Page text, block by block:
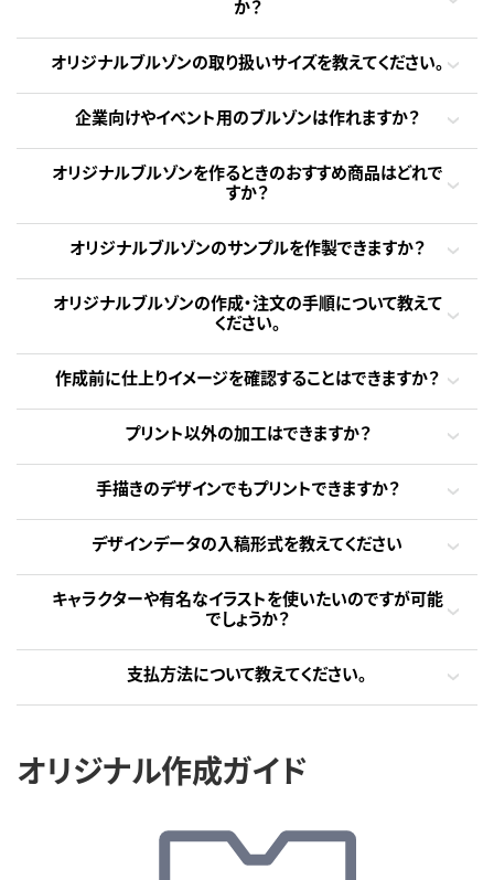
か？
オリジナルブルゾンの取り扱いサイズを教えてください。
企業向けやイベント用のブルゾンは作れますか？
オリジナルブルゾンを作るときのおすすめ商品はどれで
すか？
オリジナルブルゾンのサンプルを作製できますか？
オリジナルブルゾンの作成・注文の手順について教えて
ください。
作成前に仕上りイメージを確認することはできますか？
プリント以外の加工はできますか？
手描きのデザインでもプリントできますか？
デザインデータの入稿形式を教えてください
キャラクターや有名なイラストを使いたいのですが可能
でしょうか？
支払方法について教えてください。
オリジナル作成ガイド